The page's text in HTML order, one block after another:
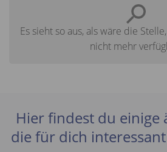
Es sieht so aus, als wäre die
nicht mehr
Hier findest du einige
die für dich